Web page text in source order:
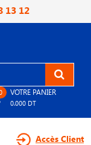
13 12
VOTRE PANIER
0.000 DT
Accès Client